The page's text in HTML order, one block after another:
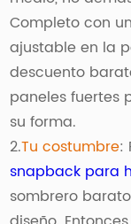
Completo con
ajustable en la
descuento
paneles fuertes
su forma.
2.Tu costumbre:
snapback para
sombrero